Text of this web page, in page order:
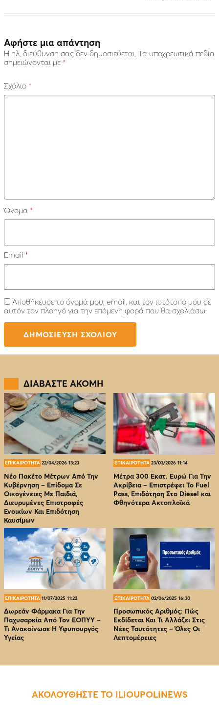
Αφήστε μια απάντηση
Η ηλ. διεύθυνση σας δεν δημοσιεύεται. Τα υποχρεωτικά πεδία
σημειώνονται με *
Σχόλιο *
Όνομα *
Email *
Αποθήκευσε το όνομά μου, email, και τον ιστότοπο μου σε
αυτόν τον πλοηγό για την επόμενη φορά που θα σχολιάσω.
ΔΙΑΒΑΣΤΕ ΑΚΟΜΗ
ΕΠΙΚΑΙΡΟΤΗΤΑ 22/04/2026 13:23
Νέο Πακέτο Μέτρων Από Την
Κυβέρνηση – Επίδομα Σε
Οικογένειες Με Παιδιά,
Διευρυμένες Επιστροφές
Ενοικίων Και Επιδότηση
Καυσίμων
ΕΠΙΚΑΙΡΟΤΗΤΑ 23/03/2026 11:14
Μέτρα 300 Εκατ. Ευρώ Για Την
Ακρίβεια – Επιστρέφει Το Fuel
Pass, Επιδότηση Στο Diesel και
Φθηνότερα Ακτοπλοϊκά
ΕΠΙΚΑΙΡΟΤΗΤΑ 11/07/2025 11:22
Δωρεάν Φάρμακα Για Την
Παχυσαρκία Από Τον EOΠΥΥ –
Τι Ανακοίνωσε Η Υφυπουργός
Υγείας
ΕΠΙΚΑΙΡΟΤΗΤΑ 02/06/2025 16:30
Προσωπικός Αριθμός: Πώς
Εκδίδεται Και Τι Αλλάζει Στις
Νέες Ταυτότητες – Όλες Οι
Λεπτομέρειες
ΑΚΟΛΟΥΘΗΣΤΕ ΤΟ ILIOUPOLINEWS